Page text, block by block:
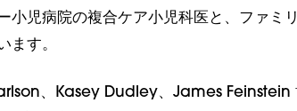
小児病院の複合ケア小児科医と、ファミ
ます。
、Kasey Dudley、James Feinstein